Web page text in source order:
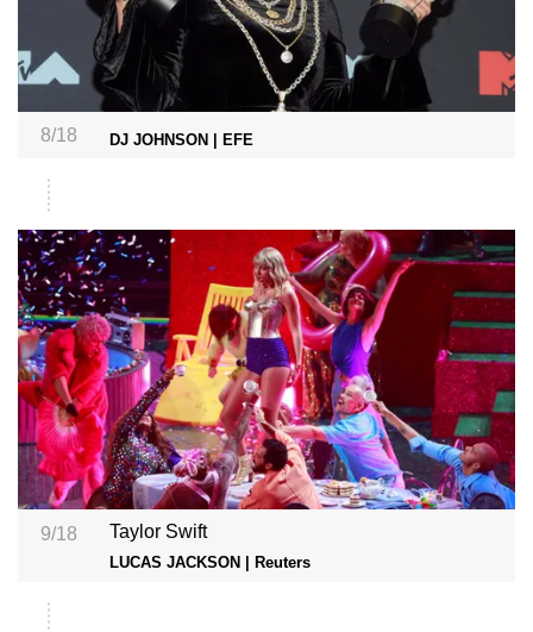
8/18 DJ JOHNSON | EFE
9/18 Taylor Swift
LUCAS JACKSON | Reuters